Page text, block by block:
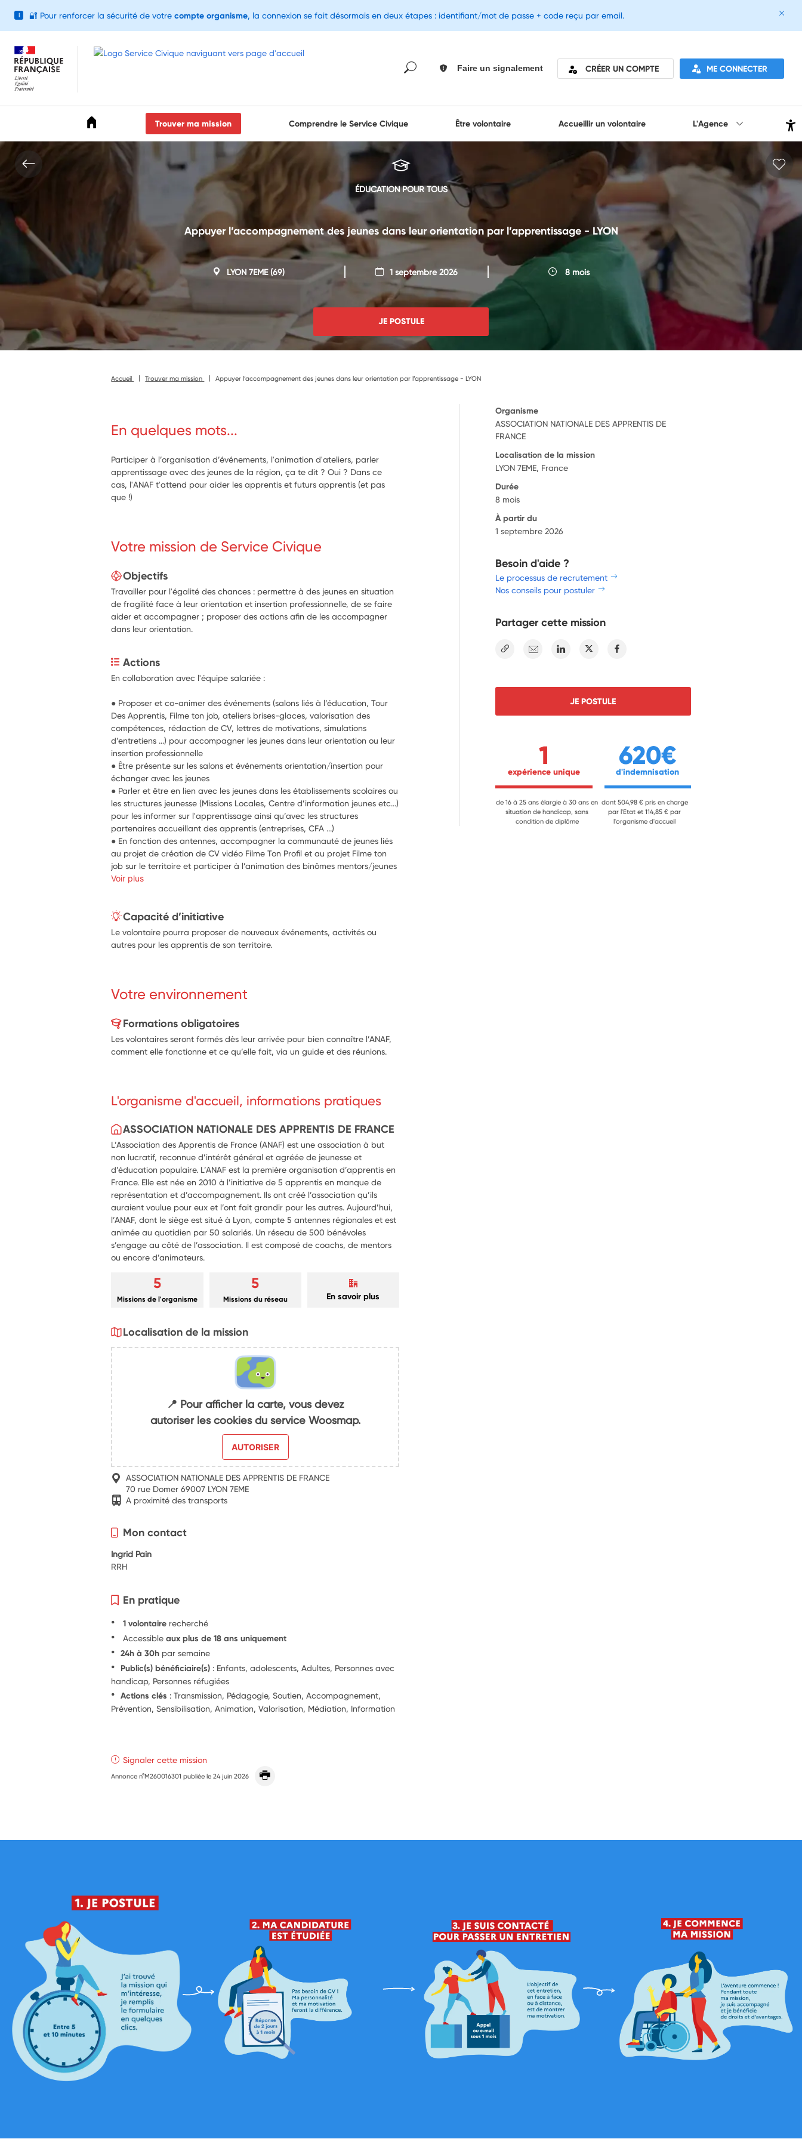
Faire un signalement CRÉER UN COMPTE ME CONNECTER
Trouver ma mission Comprendre le Service Civique Être volontaire Accueillir un volontaire L'Agence
ÉDUCATION POUR TOUS
Appuyer l’accompagnement des jeunes dans leur orientation par l’apprentissage - LYON
LYON 7EME(69) 1 septembre 2026 8 mois
JE POSTULE
Accueil Trouver ma mission Appuyer l’accompagnement des jeunes dans leur orientation par l’apprentissage - LYON
En quelques mots...
Participer à l’organisation d’événements, l'animation d'ateliers, parler
apprentissage avec des jeunes de la région, ça te dit ? Oui ? Dans ce
cas, l'ANAF t'attend pour aider les apprentis et futurs apprentis (et pas
que !)
Votre mission de Service Civique
Objectifs
Travailler pour l'égalité des chances : permettre à des jeunes en situation
de fragilité face à leur orientation et insertion professionnelle, de se faire
aider et accompagner ; proposer des actions afin de les accompagner
dans leur orientation.
Actions
En collaboration avec l'équipe salariée :
● Proposer et co-animer des événements (salons liés à l’éducation, Tour
Des Apprentis, Filme ton job, ateliers brises-glaces, valorisation des
compétences, rédaction de CV, lettres de motivations, simulations
d’entretiens ...) pour accompagner les jeunes dans leur orientation ou leur
insertion professionnelle
● Être présent.e sur les salons et événements orientation/insertion pour
échanger avec les jeunes
● Parler et être en lien avec les jeunes dans les établissements scolaires ou
les structures jeunesse (Missions Locales, Centre d’information jeunes etc...)
pour les informer sur l'apprentissage ainsi qu’avec les structures
partenaires accueillant des apprentis (entreprises, CFA ...)
● En fonction des antennes, accompagner la communauté de jeunes liés
au projet de création de CV vidéo Filme Ton Profil et au projet Filme ton
job sur le territoire et participer à l’animation des binômes mentors/jeunes
Voir plus
Capacité d’initiative
Le volontaire pourra proposer de nouveaux événements, activités ou
autres pour les apprentis de son territoire.
Votre environnement
Formations obligatoires
Les volontaires seront formés dès leur arrivée pour bien connaître l’ANAF,
comment elle fonctionne et ce qu’elle fait, via un guide et des réunions.
L'organisme d'accueil, informations pratiques
ASSOCIATION NATIONALE DES APPRENTIS DE FRANCE
L’Association des Apprentis de France (ANAF) est une association à but
non lucratif, reconnue d’intérêt général et agréée de jeunesse et
d’éducation populaire. L’ANAF est la première organisation d’apprentis en
France. Elle est née en 2010 à l’initiative de 5 apprentis en manque de
représentation et d’accompagnement. Ils ont créé l’association qu’ils
auraient voulue pour eux et l’ont fait grandir pour les autres. Aujourd’hui,
l’ANAF, dont le siège est situé à Lyon, compte 5 antennes régionales et est
animée au quotidien par 50 salariés. Un réseau de 500 bénévoles
s’engage au côté de l’association. Il est composé de coachs, de mentors
ou encore d’animateurs.
5
Missions de l'organisme
5
Missions du réseau En savoir plus
Localisation de la mission
📍 Pour afficher la carte, vous devez
autoriser les cookies du service Woosmap.
AUTORISER
ASSOCIATION NATIONALE DES APPRENTIS DE FRANCE
70 rue Domer 69007 LYON 7EME
A proximité des transports
Mon contact
Ingrid Pain
RRH
En pratique
1 volontaire recherché
Accessibleaux plus de 18 ans uniquement
24h à 30h par semaine
Public(s) bénéficiaire(s) : Enfants, adolescents, Adultes, Personnes avec
handicap, Personnes réfugiées
Actions clés : Transmission, Pédagogie, Soutien, Accompagnement,
Prévention, Sensibilisation, Animation, Valorisation, Médiation, Information
Signaler cette mission
Annonce n°M260016301 publiée le24 juin 2026
Organisme
ASSOCIATION NATIONALE DES APPRENTIS DE
FRANCE
Localisation de la mission
LYON 7EME, France
Durée
8 mois
À partir du
1 septembre 2026
Besoin d'aide ?
Le processus de recrutement
Nos conseils pour postuler
Partager cette mission
E-mail Linkedin Twitter
JE POSTULE
1
expérience unique
de 16 à 25 ans élargie à 30 ans en
situation de handicap, sans
condition de diplôme
620€
d'indemnisation
dont 504,98 € pris en charge
par l'Etat et 114,85 € par
l'organisme d'accueil
i 🔐 Pour renforcer la sécurité de votre compte organisme, la connexion se fait désormais en deux étapes : identifiant/mot de passe + code reçu par email.